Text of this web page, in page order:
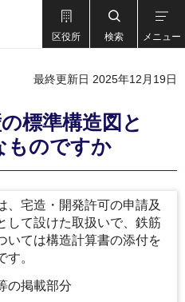
区役所 検索 メニュー
最終更新日 2025年12月19日
標準構造図と
ものですか
、宅造・開発許可の申請及
して設けた取扱いで、鉄筋
いては構造計算書の添付を
。
の掲載部分